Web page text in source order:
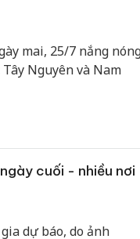
mai, 25/7 nắng
Nguyên và Nam
cuối - nhiều nơi
dự báo, do ảnh